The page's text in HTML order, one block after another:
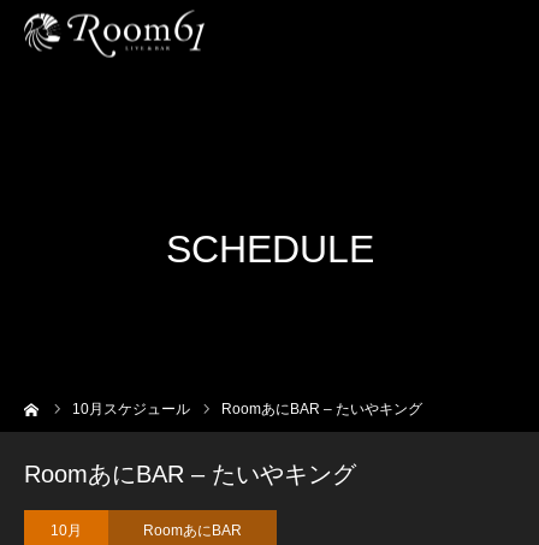
SCHEDULE
10月スケジュール RoomあにBAR – たいやキング
RoomあにBAR – たいやキング
10月 RoomあにBAR